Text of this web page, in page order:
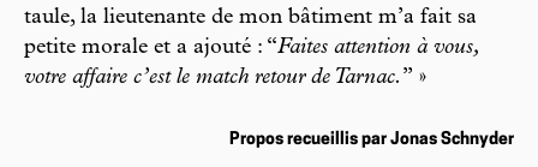
taule, la lieutenante de mon bâtiment m’a fait sa
petite morale et a ajouté : “Faites attention à vous,
votre affaire c’est le match retour de Tarnac. ” »
Propos recueillis par Jonas Schnyder